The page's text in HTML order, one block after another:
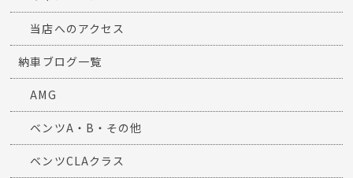
当店へのアクセス
納車ブログ一覧
AMG
ベンツA・B・その他
ベンツCLAクラス